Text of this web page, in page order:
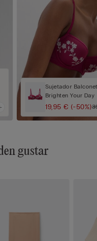
Sujetador
Brighten Your Day
19,95 €(-50%)
gustar